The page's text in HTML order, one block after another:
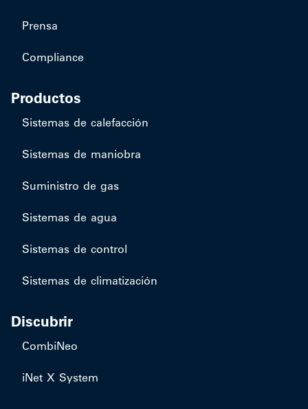
Prensa
Compliance
Productos
​Sistemas de calefacción
Sistemas de maniobra
Suministro de gas
Sistemas de agua
Sistemas de control
Sistemas de climatización
Discubrir
CombiNeo
iNet X System